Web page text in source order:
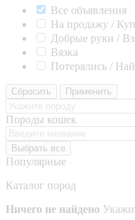
Все объявления
На продажу /
Добрые руки /
Вязка
Потерялись /
Сбросить Применить
Породы кошек
Выбрать все
Популярные
Каталог пород
Ничего не найдено